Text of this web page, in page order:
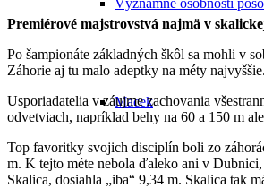
Významné osobnosti
Macek
Premiérové majstrovstvá najmä v
Po šampionáte základných škôl sa mohli v
Záhorie aj tu malo adeptky na méty najvyššie.
Usporiadatelia v záujme zachovania
odvetviach, napríklad behy na 60 a 150 m
Top favoritky svojich disciplín boli zo
m. K tejto méte nebola ďaleko ani v
Skalica, dosiahla „iba“ 9,34 m. Skalica tak